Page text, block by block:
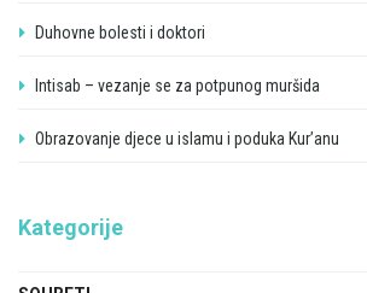
Duhovne bolesti i doktori
Intisab – vezanje se za potpunog muršida
Obrazovanje djece u islamu i poduka Kur’anu
Kategorije